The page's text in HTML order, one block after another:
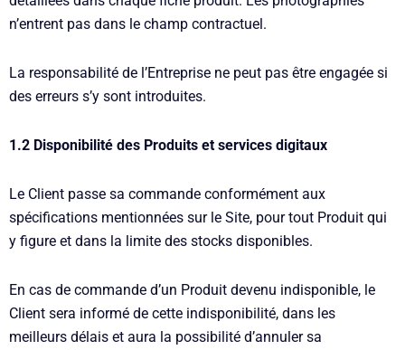
n’entrent pas dans le champ contractuel.
La responsabilité de l’Entreprise ne peut pas être engagée si
des erreurs s’y sont introduites.
1.2 Disponibilité des Produits et services digitaux
Le Client passe sa commande conformément aux
spécifications mentionnées sur le Site, pour tout Produit qui
y figure et dans la limite des stocks disponibles.
En cas de commande d’un Produit devenu indisponible, le
Client sera informé de cette indisponibilité, dans les
meilleurs délais et aura la possibilité d’annuler sa